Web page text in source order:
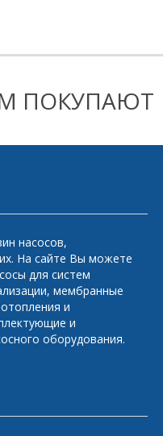
ПОКУПАЮТ
насосов,
На сайте Вы можете
для систем
мембранные
и
и
оборудования.